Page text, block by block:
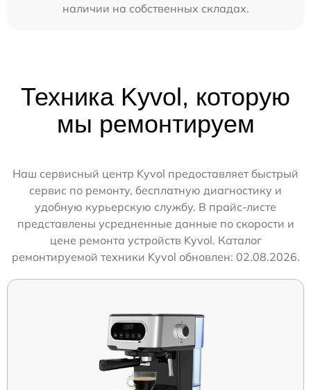
наличии на собственных складах.
Техника Kyvol, которую
мы ремонтируем
Наш сервисный центр Kyvol предоставляет быстрый
сервис по ремонту, бесплатную диагностику и
удобную курьерскую службу. В прайс-листе
представлены усредненные данные по скорости и
цене ремонта устройств Kyvol. Каталог
ремонтируемой техники Kyvol обновлен: 02.08.2026.